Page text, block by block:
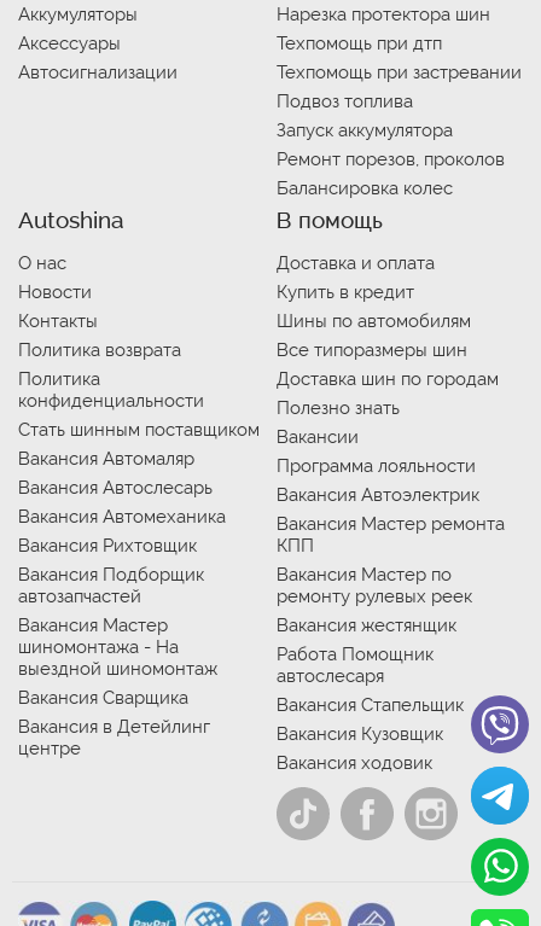
Аккумуляторы
Аксессуары
Автосигнализации
Нарезка протектора шин
Техпомощь при дтп
Техпомощь при застревании
Подвоз топлива
Запуск аккумулятора
Ремонт порезов, проколов
Балансировка колес
Autoshina
О нас
Новости
Контакты
Политика возврата
Политика
конфиденциальности
Стать шинным поставщиком
Вакансия Автомаляр
Вакансия Автослесарь
Вакансия Автомеханика
Вакансия Рихтовщик
Вакансия Подборщик
автозапчастей
Вакансия Мастер
шиномонтажа - На
выездной шиномонтаж
Вакансия Сварщика
Вакансия в Детейлинг
центре
В помощь
Доставка и оплата
Купить в кредит
Шины по автомобилям
Все типоразмеры шин
Доставка шин по городам
Полезно знать
Вакансии
Программа лояльности
Вакансия Автоэлектрик
Вакансия Мастер ремонта
КПП
Вакансия Мастер по
ремонту рулевых реек
Вакансия жестянщик
Работа Помощник
автослесаря
Вакансия Стапельщик
Вакансия Кузовщик
Вакансия ходовик